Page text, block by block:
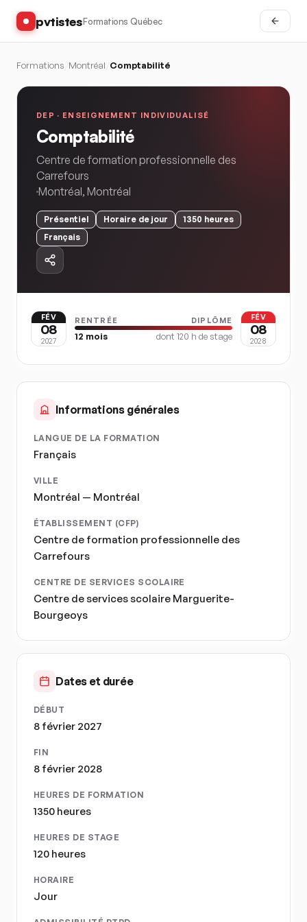
pvtistesFormations Québec
Formations Montréal Comptabilité
DEP · ENSEIGNEMENT INDIVIDUALISÉ
Comptabilité
Centre de formation professionnelle des
Carrefours
Montréal, Montréal
Présentiel Horaire de jour 1350 heures
Français
FÉV
08
2027
RENTRÉE DIPLÔME
12 mois dont 120 h de stage
FÉV
08
2028
Informations générales
LANGUE DE LA FORMATION
Français
VILLE
Montréal — Montréal
ÉTABLISSEMENT (CFP)
Centre de formation professionnelle des
Carrefours
CENTRE DE SERVICES SCOLAIRE
Centre de services scolaire Marguerite-
Bourgeoys
Dates et durée
DÉBUT
8 février 2027
FIN
8 février 2028
HEURES DE FORMATION
1350 heures
HEURES DE STAGE
120 heures
HORAIRE
Jour